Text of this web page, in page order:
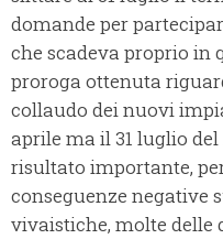
domande per
che scadeva proprio in
proroga ottenuta
collaudo dei nuovi
aprile ma il 31 luglio del
risultato importante,
conseguenze negative
vivaistiche, molte delle